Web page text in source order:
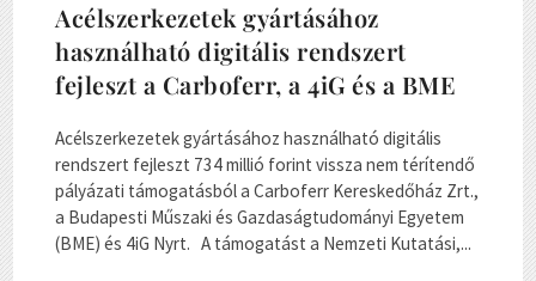
Acélszerkezetek gyártásához
használható digitális rendszert
fejleszt a Carboferr, a 4iG és a BME
Acélszerkezetek gyártásához használható digitális
rendszert fejleszt 734 millió forint vissza nem térítendő
pályázati támogatásból a Carboferr Kereskedőház Zrt.,
a Budapesti Műszaki és Gazdaságtudományi Egyetem
(BME) és 4iG Nyrt. A támogatást a Nemzeti Kutatási,...